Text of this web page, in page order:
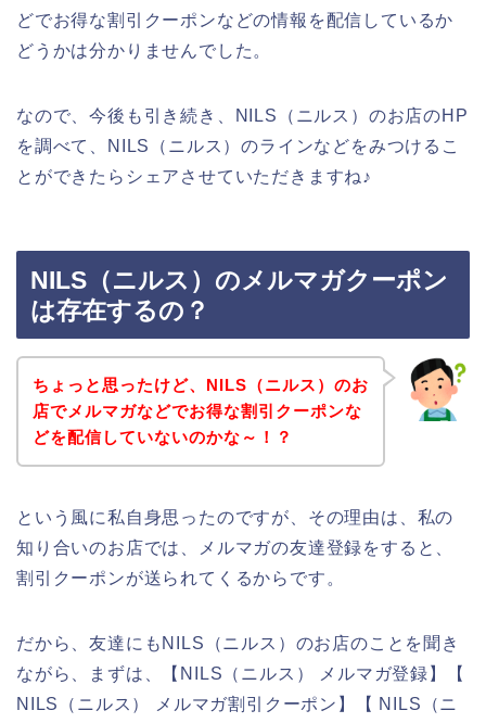
どでお得な割引クーポンなどの情報を配信しているか
どうかは分かりませんでした。
なので、今後も引き続き、NILS（ニルス）のお店のHP
を調べて、NILS（ニルス）のラインなどをみつけるこ
とができたらシェアさせていただきますね♪
NILS（ニルス）のメルマガクーポン
は存在するの？
ちょっと思ったけど、NILS（ニルス）のお
店でメルマガなどでお得な割引クーポンな
どを配信していないのかな～！？
という風に私自身思ったのですが、その理由は、私の
知り合いのお店では、メルマガの友達登録をすると、
割引クーポンが送られてくるからです。
だから、友達にもNILS（ニルス）のお店のことを聞き
ながら、まずは、【NILS（ニルス） メルマガ登録】【
NILS（ニルス） メルマガ割引クーポン】【 NILS（ニ